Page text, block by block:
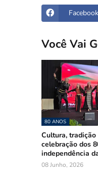
Facebook
Você Vai
80 ANOS
Cultura,
celebração dos
independência
08 Junho, 2026